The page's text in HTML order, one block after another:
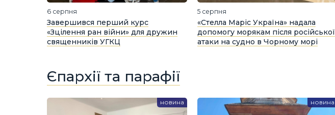
6 серпня
Завершився перший курс
«Зцілення ран війни» для дружин
священників УГКЦ
5 серпня
«Стелла Маріс Україна» надала
допомогу морякам після російської
атаки на судно в Чорному морі
Єпархії та парафії
новина новина